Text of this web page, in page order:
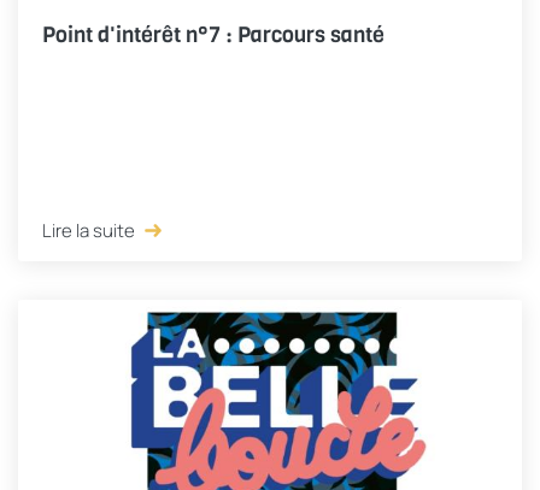
Point d'intérêt n°7 : Parcours santé
Lire la suite